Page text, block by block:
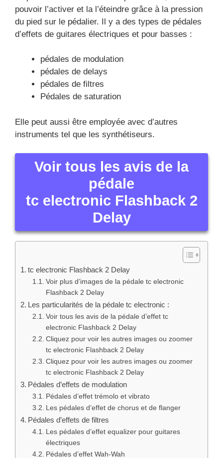
pouvoir l’activer et la l’éteindre grâce à la pression
du pied sur le pédalier. Il y a des types de pédales
d’effets de guitares électriques et pour basses :
pédales de modulation
pédales de delays
pédales de filtres
Pédales de saturation
Elle peut aussi être employée avec d’autres
instruments tel que les synthétiseurs.
Voir tous les avis de la
pédale
tc electronic Flashback 2
Delay
tc electronic Flashback 2 Delay
Voir plus d’images de la pédale tc electronic
Flashback 2 Delay
Les particularités de la pédale tc electronic :
Voir tous les avis de la pédale d’effet tc
electronic Flashback 2 Delay
Cliquez pour voir les autres images ou zoomer
tc electronic Flashback 2 Delay
Cliquez pour voir les autres images ou zoomer
tc electronic Flashback 2 Delay
Pédales d’effets de modulation
Pédales d’effet trémolo et vibrato
Les pédales d’effet de chorus et de flanger
Pédales d’effets de filtres
Les pédales d’effet equalizer pour guitares
électriques
Pédales d’effet Wah-Wah